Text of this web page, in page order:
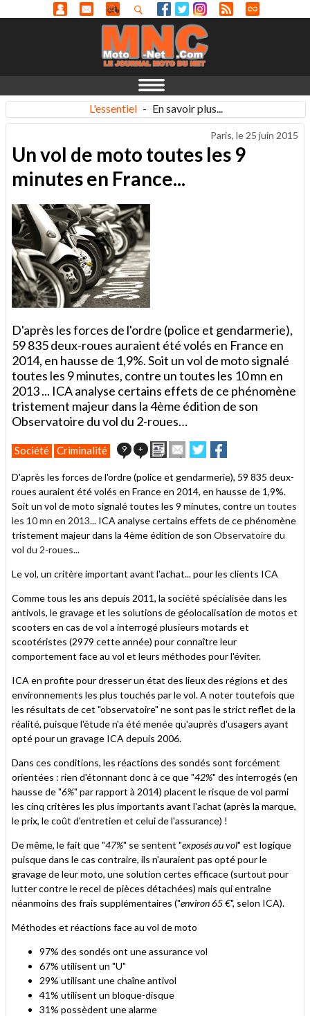
L'essentiel - En savoir plus...
Paris, le 25 juin 2015
Un vol de moto toutes les 9
minutes en France...
D'après les forces de l'ordre (police et gendarmerie),
59 835 deux-roues auraient été volés en France en
2014, en hausse de 1,9%. Soit un vol de moto signalé
toutes les 9 minutes, contre un toutes les 10 mn en
2013 ... ICA analyse certains effets de ce phénomène
tristement majeur dans la 4ème édition de son
Observatoire du vol du 2-roues…
Société Criminalité 9 + ImprimerEnvoyer
cet
à
un
ami
Partager
sur
sur
Facebook
D'après les forces de l'ordre (police et gendarmerie), 59 835 deux-
roues auraient été volés en France en 2014, en hausse de 1,9%.
Soit un vol de moto signalé toutes les 9 minutes, contreun toutes
les 10 mn en 2013... ICA analyse certains effets de ce phénomène
tristement majeur dans la 4ème édition de son Observatoire du
vol du 2-roues...
Le vol, un critère important avant l'achat... pour les clients ICA
Comme tous les ans depuis 2011, la société spécialisée dans les
antivols, le gravage et les solutions de géolocalisation de motos et
scooters en cas de vol a interrogé plusieurs motards et
scootéristes (2979 cette année) pour connaître leur
comportement face au vol et leurs méthodes pour l'éviter.
ICA en profite pour dresser un état des lieux des régions et des
environnements les plus touchés par le vol. A noter toutefois que
les résultats de cet "observatoire" ne sont pas le strict reflet de la
réalité, puisque l'étude n'a été menée qu'auprès d'usagers ayant
opté pour un gravage ICA depuis 2006.
Dans ces conditions, les réactions des sondés sont forcément
orientées : rien d'étonnant donc à ce que "42%" des interrogés (en
hausse de "6%" par rapport à 2014) placent le risque de vol parmi
les cinq critères les plus importants avant l'achat (après la marque,
le prix, le coût d'entretien et celui de l'assurance) !
De même, le fait que "47%" se sentent "exposés au vol" est logique
puisque dans le cas contraire, ils n'auraient pas opté pour le
gravage de leur moto, une solution certes efficace (surtout pour
lutter contre le recel de pièces détachées) mais qui entraîne
néanmoins des frais supplémentaires ("environ 65 €", selon ICA).
Méthodes et réactions face au vol de moto
97% des sondés ont une assurance vol
67% utilisent un "U"
29% utilisant une chaîne antivol
41% utilisent un bloque-disque
31% possèdent une alarme